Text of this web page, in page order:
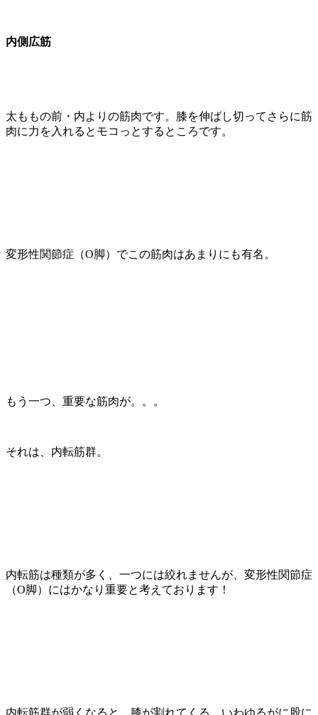
内側広筋
太ももの前・内よりの筋肉です。膝を伸ばし切ってさらに筋
肉に力を入れるとモコっとするところです。
変形性関節症（O脚）でこの筋肉はあまりにも有名。
もう一つ、重要な筋肉が。。。
それは、内転筋群。
内転筋は種類が多く、一つには絞れませんが、変形性関節症
（O脚）にはかなり重要と考えております！
内転筋群が弱くなると、膝が割れてくる。いわゆるがに股に